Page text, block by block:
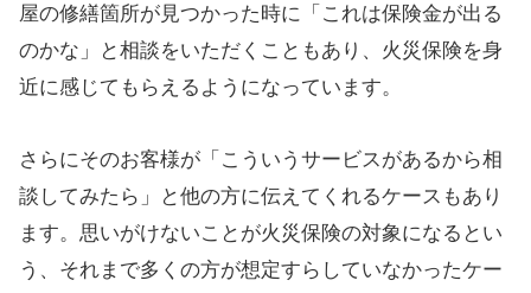
屋の修繕箇所が見つかった時に「これは保険金が出る
のかな」と相談をいただくこともあり、火災保険を身
近に感じてもらえるようになっています。
さらにそのお客様が「こういうサービスがあるから相
談してみたら」と他の方に伝えてくれるケースもあり
ます。思いがけないことが火災保険の対象になるとい
う、それまで多くの方が想定すらしていなかったケー